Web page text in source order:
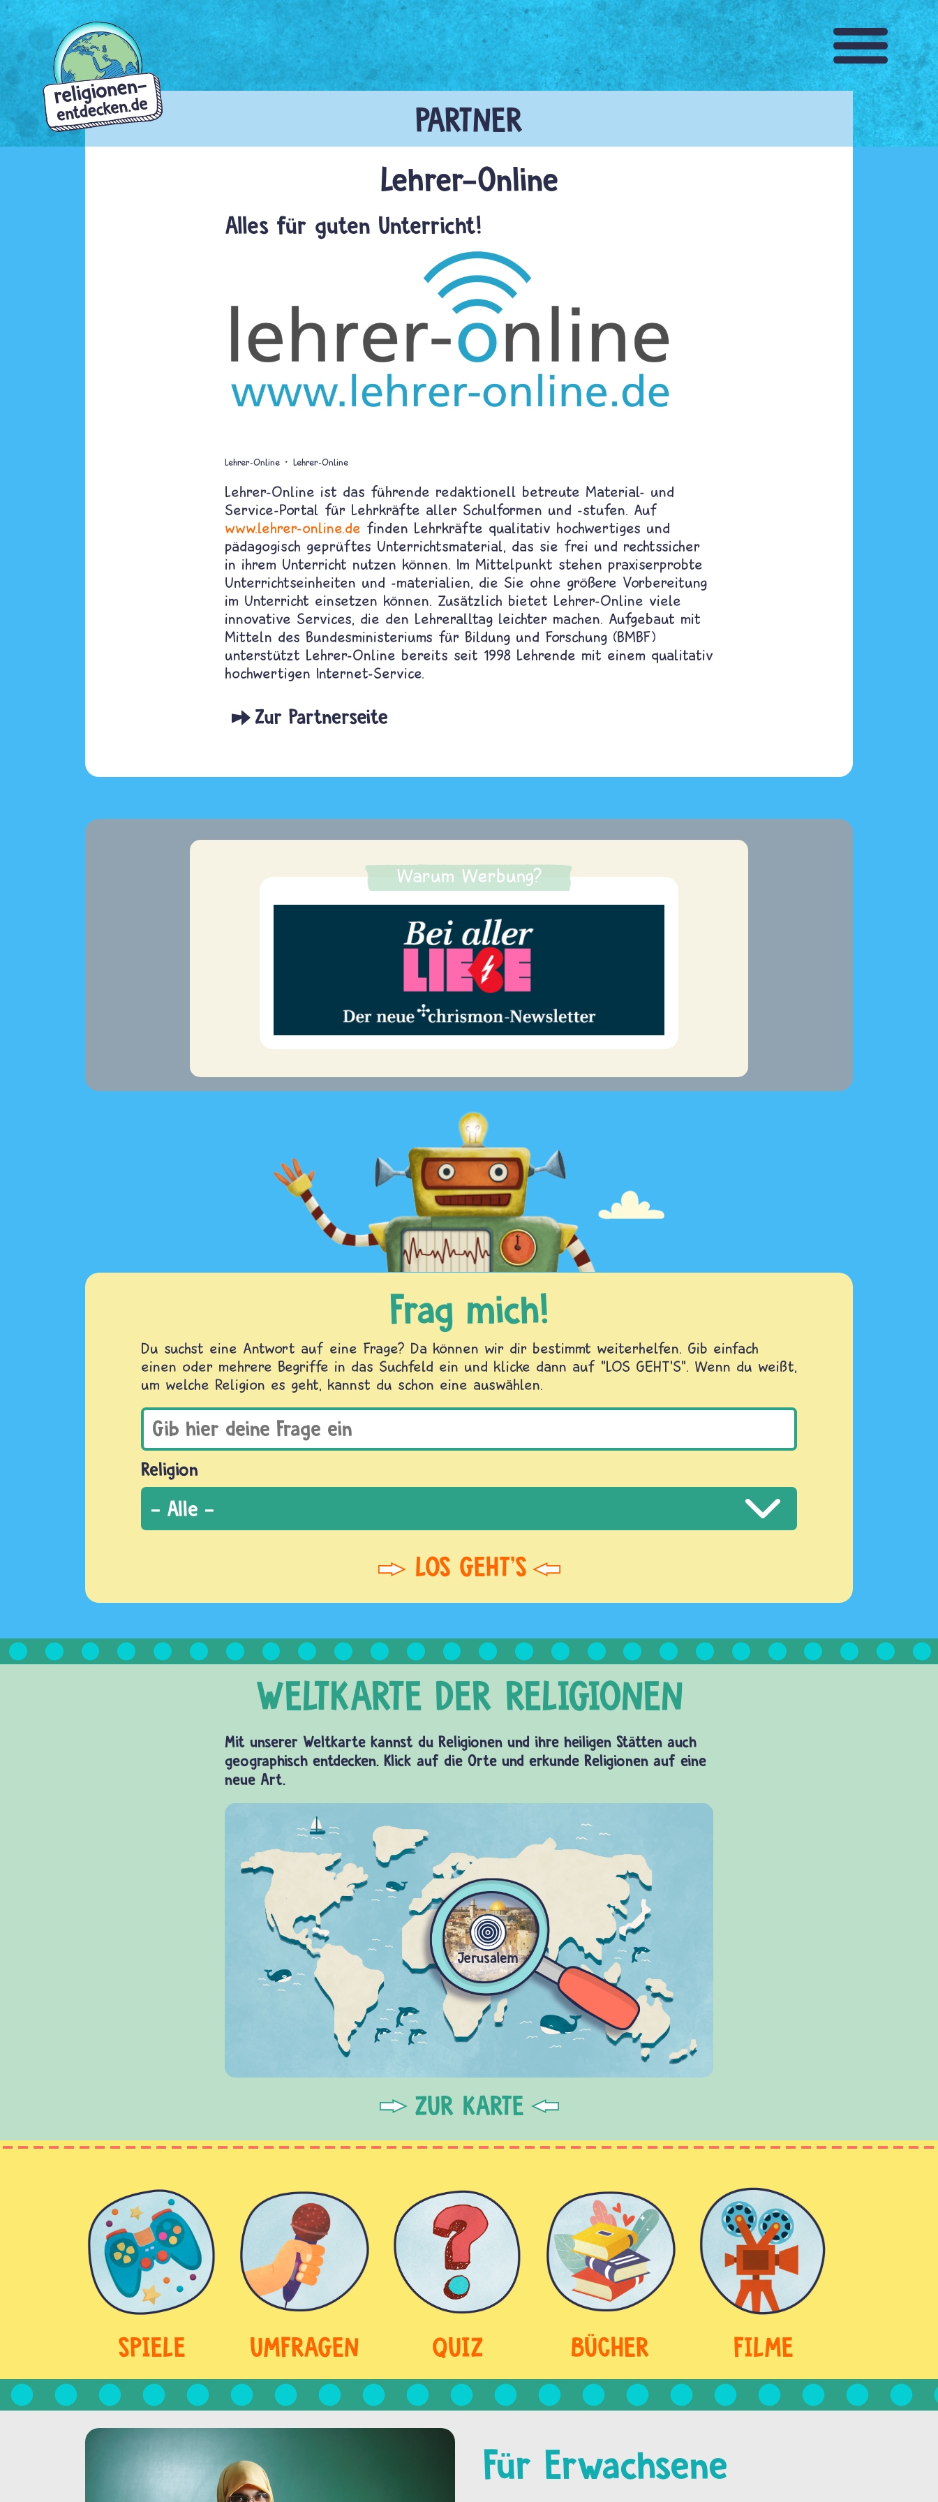
Direkt
zum
Lehrer-Online
Alles für guten Unterricht!
Lehrer-Online Lehrer-Online
Lehrer-Online ist das führende redaktionell betreute Material- und
Service-Portal für Lehrkräfte aller Schulformen und -stufen. Auf
www.lehrer-online.de finden Lehrkräfte qualitativ hochwertiges und
pädagogisch geprüftes Unterrichtsmaterial, das sie frei und rechtssicher
in ihrem Unterricht nutzen können. Im Mittelpunkt stehen praxiserprobte
Unterrichtseinheiten und -materialien, die Sie ohne größere Vorbereitung
im Unterricht einsetzen können. Zusätzlich bietet Lehrer-Online viele
innovative Services, die den Lehreralltag leichter machen. Aufgebaut mit
Mitteln des Bundesministeriums für Bildung und Forschung (BMBF)
unterstützt Lehrer-Online bereits seit 1998 Lehrende mit einem qualitativ
hochwertigen Internet-Service.
Warum Werbung?
Frag mich!
Du suchst eine Antwort auf eine Frage? Da können wir dir bestimmt weiterhelfen. Gib einfach
einen oder mehrere Begriffe in das Suchfeld ein und klicke dann auf "LOS GEHT'S". Wenn du weißt,
um welche Religion es geht, kannst du schon eine auswählen.
Religion
Mit unserer Weltkarte kannst du Religionen und ihre heiligen Stätten auch
geographisch entdecken. Klick auf die Orte und erkunde Religionen auf eine
neue Art.
ZUR KARTE
SPIELE UMFRAGEN QUIZ BÜCHER FILME
Für Erwachsene